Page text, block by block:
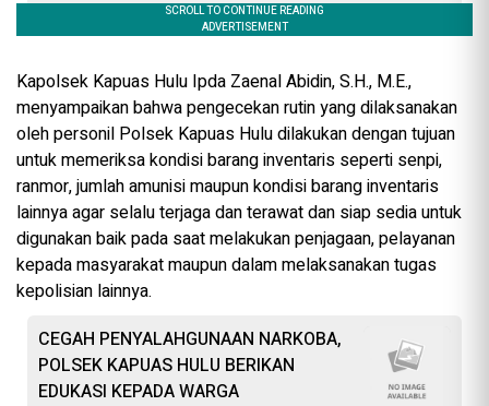
Kapolsek Kapuas Hulu Ipda Zaenal Abidin, S.H., M.E.,
menyampaikan bahwa pengecekan rutin yang dilaksanakan
oleh personil Polsek Kapuas Hulu dilakukan dengan tujuan
untuk memeriksa kondisi barang inventaris seperti senpi,
ranmor, jumlah amunisi maupun kondisi barang inventaris
lainnya agar selalu terjaga dan terawat dan siap sedia untuk
digunakan baik pada saat melakukan penjagaan, pelayanan
kepada masyarakat maupun dalam melaksanakan tugas
kepolisian lainnya.
CEGAH PENYALAHGUNAAN NARKOBA,
POLSEK KAPUAS HULU BERIKAN
EDUKASI KEPADA WARGA